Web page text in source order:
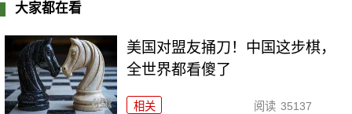
大家都在看
美国对盟友捅刀！中国这步棋，
全世界都看傻了
相关 阅读 35137